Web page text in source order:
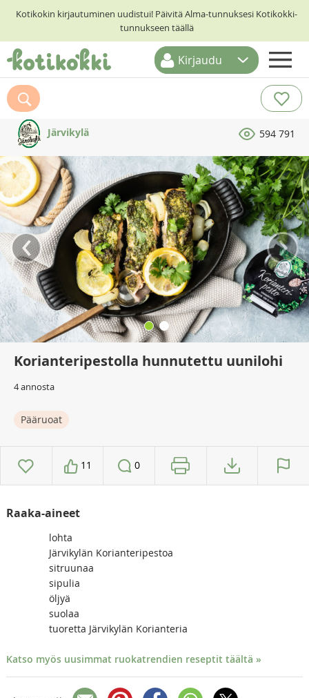
Kotikokin kirjautuminen uudistui! Päivitä Alma-tunnuksesi Kotikokki-
tunnukseen täällä
ETUSIVU
RESEPTIHAKU
RUOKATEEMAT
KESKUSTELUT
KOTIKOKIT
Kirjaudu
Järvikylä 594 791
‹ ›
Korianteripestolla hunnutettu uunilohi
4 annosta
Pääruoat
11 0
Raaka-aineet
lohta
Järvikylän Korianteripestoa
sitruunaa
sipulia
öljyä
suolaa
tuoretta Järvikylän Korianteria
Katso myös uusimmat ruokatrendien reseptit täältä »